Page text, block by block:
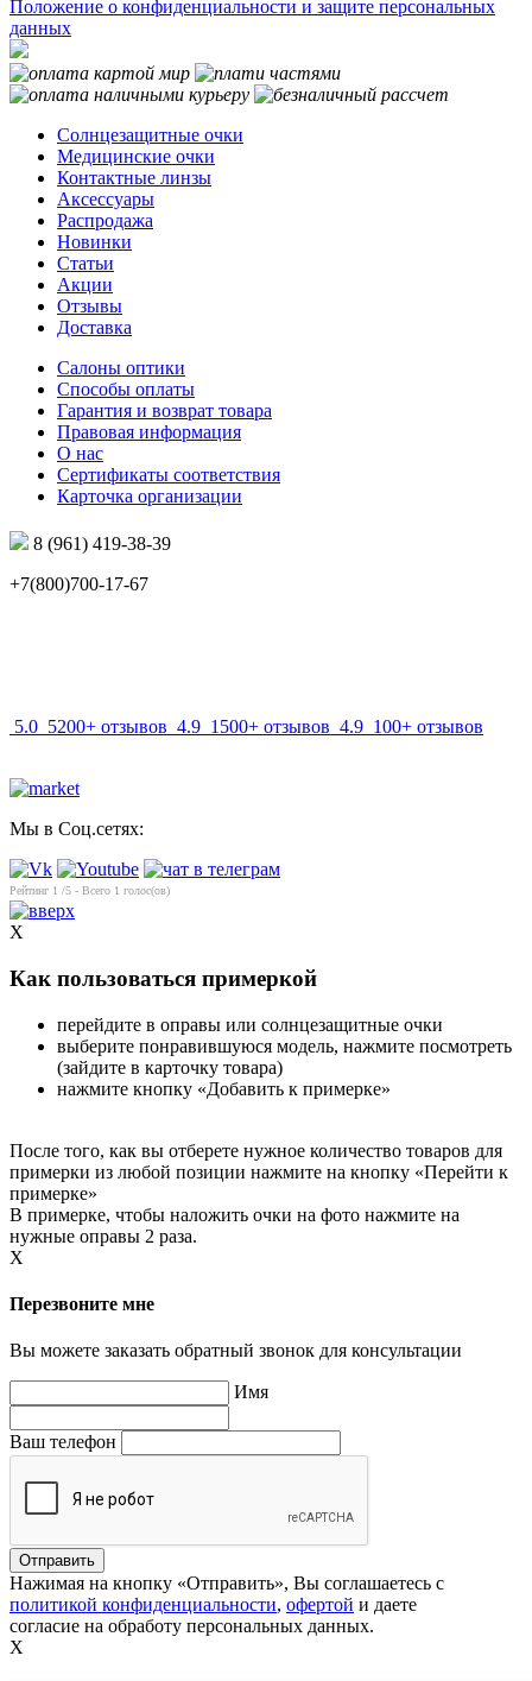
Положение о конфиденциальности и защите персональных
данных
Солнцезащитные очки
Медицинские очки
Контактные линзы
Аксессуары
Распродажа
Новинки
Статьи
Акции
Отзывы
Доставка
Салоны оптики
Способы оплаты
Гарантия и возврат товара
Правовая информация
О нас
Сертификаты соответствия
Карточка организации
8 (961) 419-38-39
+7(800)700-17-67
5.0 5200+ отзывов 4.9 1500+ отзывов 4.9 100+ отзывов
Мы в Соц.сетях:
Рейтинг 1 /5 - Всего 1 голос(ов)
X
Как пользоваться примеркой
перейдите в оправы или солнцезащитные очки
выберите понравившуюся модель, нажмите посмотреть
(зайдите в карточку товара)
нажмите кнопку «Добавить к примерке»
После того, как вы отберете нужное количество товаров для
примерки из любой позиции нажмите на кнопку «Перейти к
примерке»
В примерке, чтобы наложить очки на фото нажмите на
нужные оправы 2 раза.
X
Перезвоните мне
Вы можете заказать обратный звонок для консультации
Имя
Ваш телефон
Нажимая на кнопку «Отправить», Вы соглашаетесь с
политикой конфиденциальности, офертой и даете
согласие на обработу персональных данных.
X